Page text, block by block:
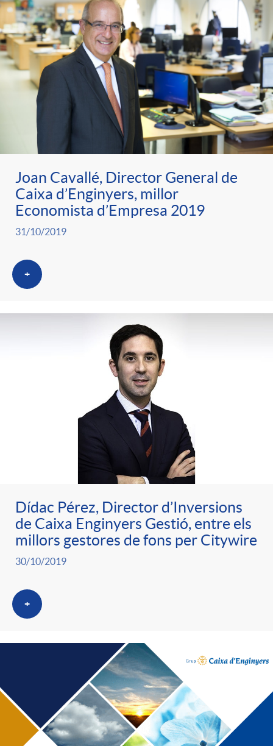
Joan Cavallé, Director General de
Caixa d’Enginyers, millor
Economista d’Empresa 2019
31/10/2019
+
Dídac Pérez, Director d’Inversions
de Caixa Enginyers Gestió, entre els
millors gestores de fons per Citywire
30/10/2019
+